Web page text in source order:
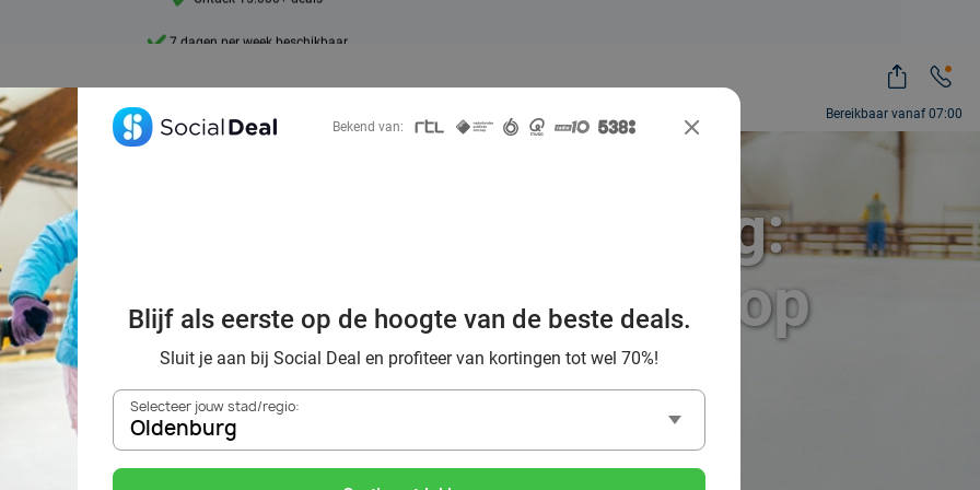
Bereikbaar vanaf 07:00
in Oldenburg met korting:
door winterplezier op
het ijs
Bekend van:
Blijf als eerste op de hoogte van de beste deals.
Sluit je aan bij Social Deal en profiteer van kortingen tot wel 70%!
Selecteer jouw stad/regio:
Oldenburg